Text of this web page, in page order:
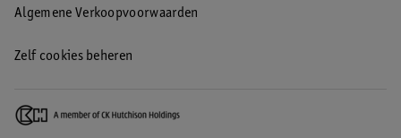
Algemene Verkoopvoorwaarden
Zelf cookies beheren